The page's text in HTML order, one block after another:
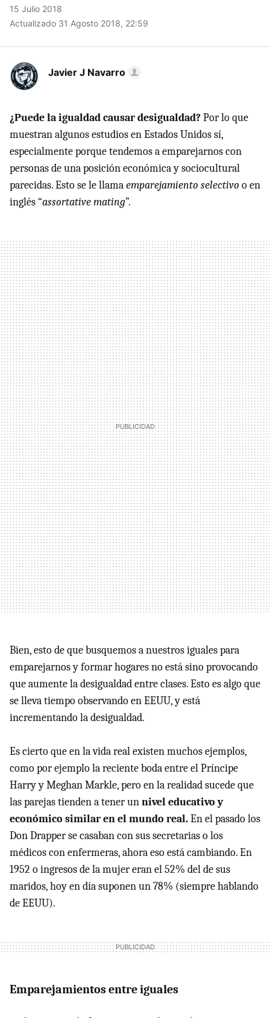
15 Julio 2018
Actualizado 31 Agosto 2018, 22:59
Javier J Navarro
¿Puede la igualdad causar desigualdad?Por lo que
muestran algunos estudios en Estados Unidos sí,
especialmente porque tendemos a emparejarnos con
personas de una posición económica y sociocultural
parecidas. Esto se le llamaemparejamiento selectivo o en
inglés “assortative mating”.
Bien, esto de que busquemos a nuestros iguales para
emparejarnos y formar hogares no está sino provocando
que aumente la desigualdad entre clases. Esto es algo que
se lleva tiempo observando en EEUU, y está
incrementando la desigualdad.
Es cierto que en la vida real existen muchos ejemplos,
como por ejemplo la reciente boda entre el Príncipe
Harry y Meghan Markle, pero en la realidad sucede que
las parejas tienden a tener unnivel educativo y
económico similar en el mundo real.En el pasado los
Don Drapper se casaban con sus secretarias o los
médicos con enfermeras, ahora eso está cambiando. En
1952 o ingresos de la mujer eran el 52% del de sus
maridos, hoy en día suponen un 78% (siempre hablando
de EEUU).
Emparejamientos entre iguales